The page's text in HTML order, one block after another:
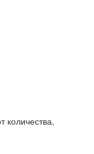
количества,